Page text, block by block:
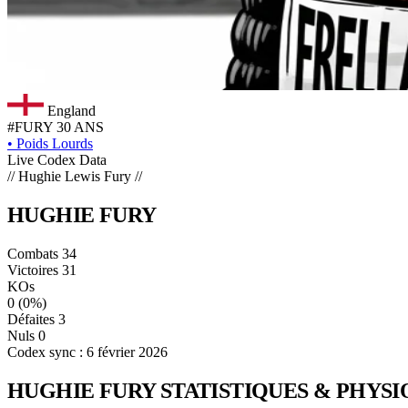
England
#FURY 30 ANS
• Poids Lourds
Live Codex Data
// Hughie Lewis Fury //
HUGHIE FURY
Combats 34
Victoires 31
KOs
0 (0%)
Défaites 3
Nuls 0
Codex sync : 6 février 2026
HUGHIE FURYSTATISTIQUES &